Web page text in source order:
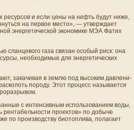
и если цены на нефть будут ни­же,
на первое место», — утверждает
энергетической экономике МЭА Фатих
сланцевого газа связан особый риск: она
необходимые для энергетических
закачивая в землю под высоким давлени­
породу. Этот процесс называется
с интенсивным использовани­ем воды,
рентабельности проектов» по добыче
по производству биотоплива, полагает